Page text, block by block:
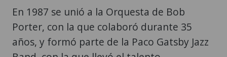
En 1987 se unió a la Orquesta de Bob
Porter, con la que colaboró durante 35
años, y formó parte de la Paco Gatsby Jazz